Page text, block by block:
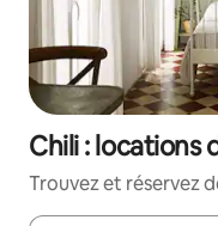
Chili : locations
Trouvez et réservez